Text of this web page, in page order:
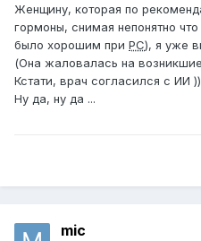
Совершенно бесплатно и не
форумов) )))
Женщину, которая по
гормоны, снимая непонятно
было хорошим при РС), я уже
(Она жаловалась на
Кстати, врач согласился с ИИ
Ну да, ну да ...
mic